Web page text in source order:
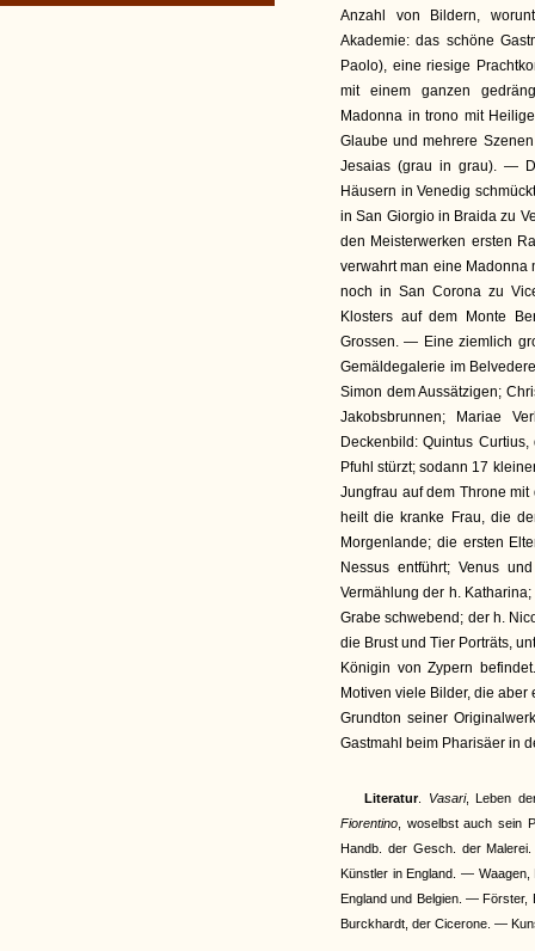
Anzahl von Bildern,
Akademie: das schöne
Paolo), eine riesige
mit einem ganzen
Madonna in trono mit
Glaube und mehrere
Jesaias (grau in grau). —
Häusern in Venedig
in San Giorgio in Braida zu
den Meisterwerken ersten
verwahrt man eine
noch in San Corona zu
Klosters auf dem Monte
Grossen. — Eine ziemlich
Gemäldegalerie im
Simon dem Aussätzigen;
Jakobsbrunnen; Mariae
Deckenbild: Quintus
Pfuhl stürzt; sodann 17
Jungfrau auf dem Throne
heilt die kranke Frau, die
Morgenlande; die ersten
Nessus entführt; Venus
Vermählung der h.
Grabe schwebend; der h.
die Brust und Tier Porträts,
Königin von Zypern
Motiven viele Bilder, die
Grundton seiner
Gastmahl beim Pharisäer in
Literatur. Vasari, Leben
Fiorentino , woselbst auch sein
Handb. der Gesch. der
Künstler in England. —
England und Belgien. —
Burckhardt, der Cicerone. —